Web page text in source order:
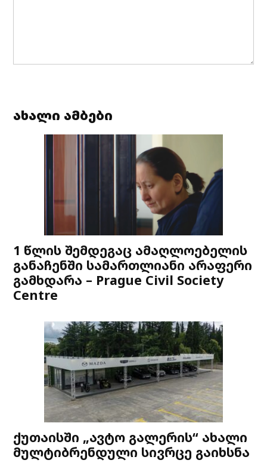
ახალი ამბები
1 წლის შემდეგაც ამაღლოებელის
განაჩენში სამართლიანი არაფერი
გამხდარა – Prague Civil Society
Centre
ქუთაისში „ავტო გალერის“ ახალი
მულტიბრენდული სივრცე გაიხსნა